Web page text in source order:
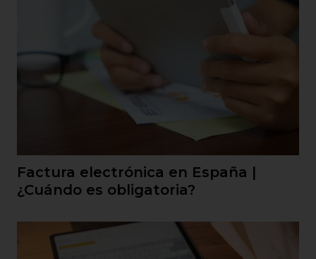
Factura electrónica en España |
¿Cuándo es obligatoria?